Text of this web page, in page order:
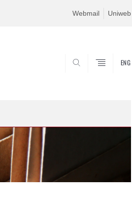
Webmail Uniweb
ENG